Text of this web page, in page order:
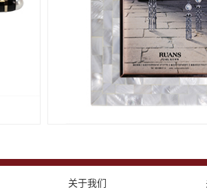
关于我们